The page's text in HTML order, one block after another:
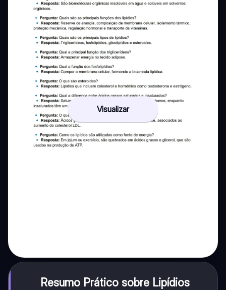
Visualizar
Resumo Prático sobre Lipídios